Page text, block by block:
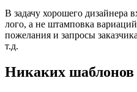
В задачу хорошего дизайнера
лого, а не штамповка
пожелания и запросы
т.д.
Никаких шаблонов